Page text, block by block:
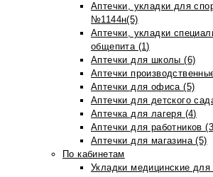
Аптечки, укладки для
№1144н(5)
Аптечки, укладки
общепита (1)
Аптечки для школы (6)
Аптечки
Аптечки для офиса (5)
Аптечки для детского
Аптечка для лагеря (4)
Аптечки для работников
Аптечки для магазина (5)
По кабинетам
Укладки медицинские